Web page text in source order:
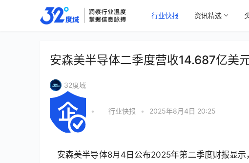
行业快报 资讯精选
安森美半导体二季度营收14.687亿美
32度域
• 行业快报 • 2025年8月4日 20:25
安森美半导体8月4日公布2025年第二季度财报显